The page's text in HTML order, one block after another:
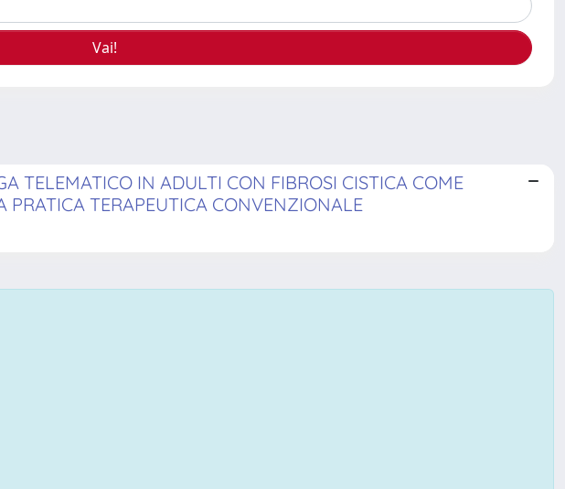
TELEMATICO IN ADULTI CON FIBROSI CISTICA COME
TERAPEUTICA CONVENZIONALE